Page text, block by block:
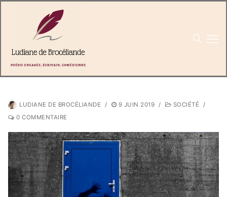
:
Accueil
LUDIANE DE BROCÉLIANDE / 9 JUIN 2019 / SOCIÉTÉ
/
0 COMMENTAIRE